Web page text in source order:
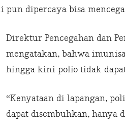
pun dipercaya bisa
Direktur Pencegahan dan
mengatakan, bahwa
hingga kini polio tidak
“Kenyataan di lapangan,
dapat disembuhkan, hanya